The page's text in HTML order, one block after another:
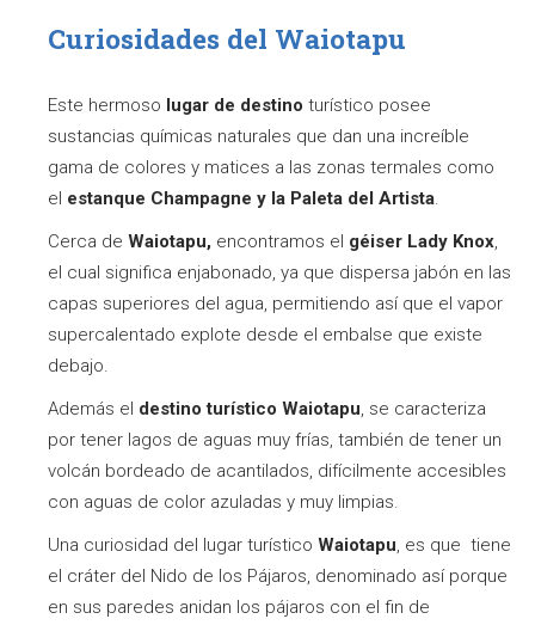
Curiosidades del Waiotapu
Este hermoso lugar de destino turístico posee
sustancias químicas naturales que dan una increíble
gama de colores y matices a las zonas termales como
el estanque Champagne y la Paleta del Artista.
Cerca de Waiotapu, encontramos el géiser Lady Knox,
el cual significa enjabonado, ya que dispersa jabón en las
capas superiores del agua, permitiendo así que el vapor
supercalentado explote desde el embalse que existe
debajo.
Además el destino turístico Waiotapu, se caracteriza
por tener lagos de aguas muy frías, también de tener un
volcán bordeado de acantilados, difícilmente accesibles
con aguas de color azuladas y muy limpias.
Una curiosidad del lugar turístico Waiotapu, es que tiene
el cráter del Nido de los Pájaros, denominado así porque
en sus paredes anidan los pájaros con el fin de